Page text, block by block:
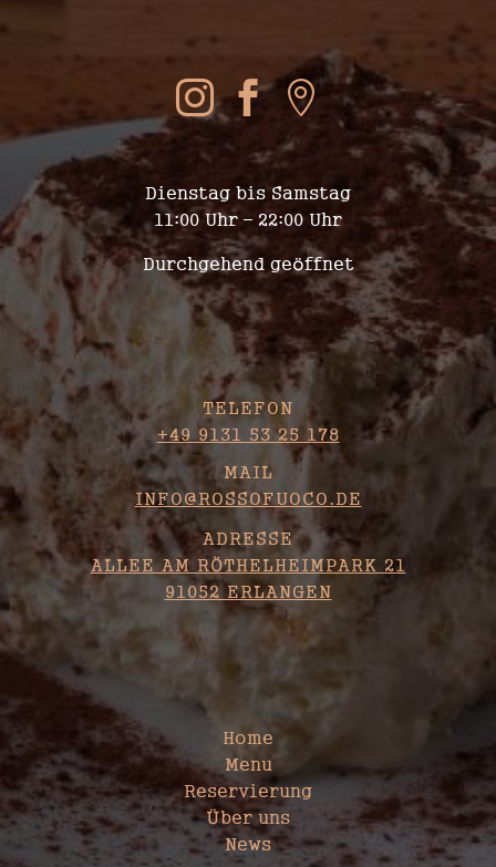
  
WIR SIND FÜR EUCH DA
Dienstag bis Samstag
11:00 Uhr – 22:00 Uhr
Durchgehend geöffnet
KONTAKT
TELEFON
+49 9131 53 25 178
MAIL
INFO@ROSSOFUOCO.DE
ADRESSE
ALLEE AM RÖTHELHEIMPARK 21
91052 ERLANGEN
SITEMAP
Home
Menu
Reservierung
Über uns
News